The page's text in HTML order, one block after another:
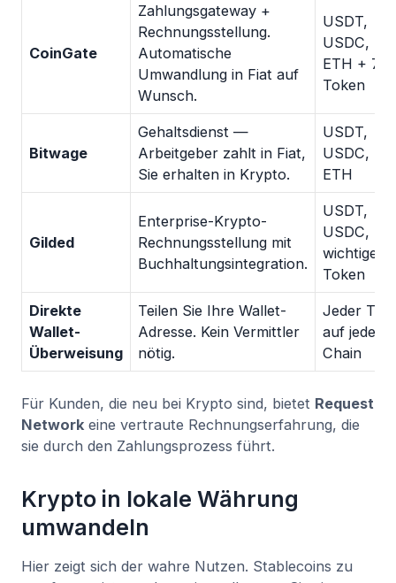
CoinGate
Zahlungsgateway +
Rechnungsstellung.
Automatische
Umwandlung in Fiat auf
Wunsch.
USDT,
USDC,
ETH + 70
Token
Bitwage
Gehaltsdienst —
Arbeitgeber zahlt in Fiat,
Sie erhalten in Krypto.
USDT,
USDC,
ETH
Gilded
Enterprise-Krypto-
Rechnungsstellung mit
Buchhaltungsintegration.
USDT,
USDC,
wichtige
Token
Direkte
Wallet-
Überweisung
Teilen Sie Ihre Wallet-
Adresse. Kein Vermittler
nötig.
Jeder
auf jeder
Chain
Für Kunden, die neu bei Krypto sind, bietet Request
Network eine vertraute Rechnungserfahrung, die
sie durch den Zahlungsprozess führt.
Krypto in lokale Währung
umwandeln
Hier zeigt sich der wahre Nutzen. Stablecoins zu